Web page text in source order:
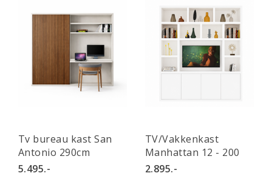
Tv bureau kast San
Antonio 290cm
5.495.-
TV/Vakkenkast
Manhattan 12 - 200
cm
2.895.-